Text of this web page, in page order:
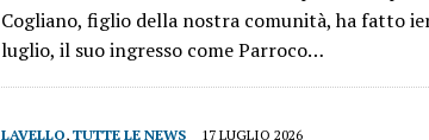
Cogliano, figlio della nostra comunità, ha fatto
luglio, il suo ingresso come Parroco…
LAVELLO, TUTTE LE NEWS 17 LUGLIO 2026